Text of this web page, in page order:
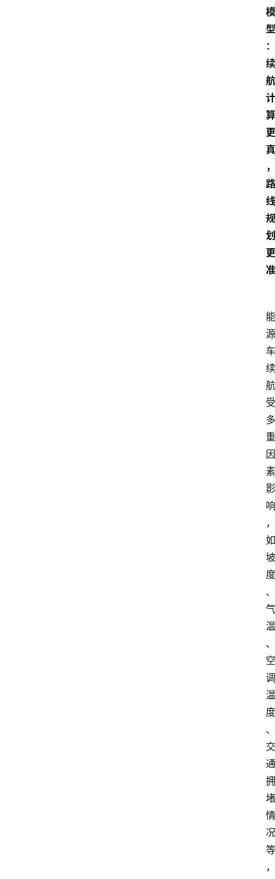
模
型
：
续
航
计
算
更
真
，
路
线
规
划
更
准
能
源
车
续
航
受
多
重
因
素
影
响
，
如
坡
度
、
气
温
、
空
调
温
度
、
交
通
拥
堵
情
况
等
，